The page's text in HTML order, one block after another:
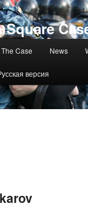
Case News
версия